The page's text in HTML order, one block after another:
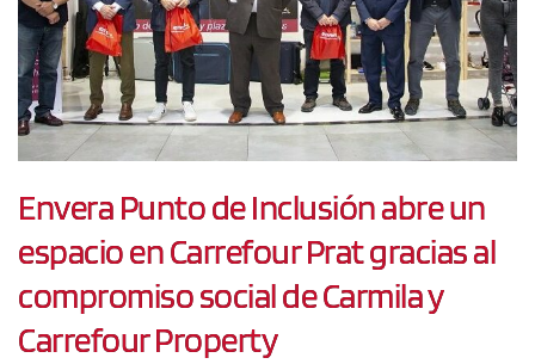
Envera Punto de Inclusión abre un
espacio en Carrefour Prat gracias al
compromiso social de Carmila y
Carrefour Property